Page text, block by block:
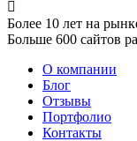

Более 10 лет на
Больше 600 сайтов
О компании
Блог
Отзывы
Портфолио
Контакты